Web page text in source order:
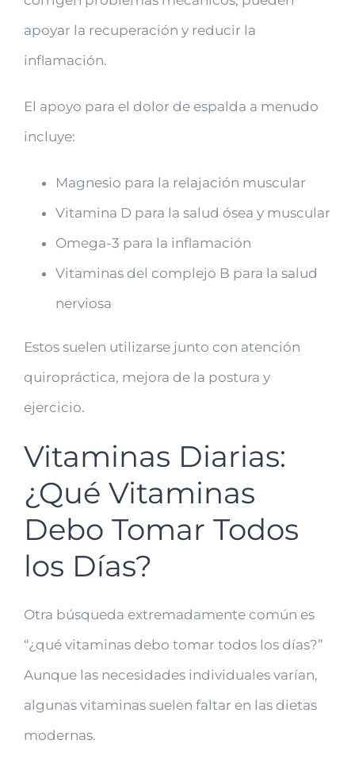
apoyar la recuperación y reducir la
inflamación.
El apoyo para el dolor de espalda a menudo
incluye:
Magnesio para la relajación muscular
Vitamina D para la salud ósea y muscular
Omega-3 para la inflamación
Vitaminas del complejo B para la salud
nerviosa
Estos suelen utilizarse junto con atención
quiropráctica, mejora de la postura y
ejercicio.
Vitaminas Diarias:
¿Qué Vitaminas
Debo Tomar Todos
los Días?
Otra búsqueda extremadamente común es
“¿qué vitaminas debo tomar todos los días?”
Aunque las necesidades individuales varían,
algunas vitaminas suelen faltar en las dietas
modernas.